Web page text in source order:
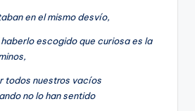
en el mismo desvío,
escogido que curiosa es la
todos nuestros vacíos
no lo han sentido